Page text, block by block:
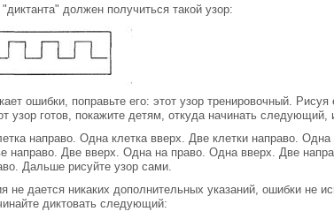
должен получиться такой узор:
ошибки, поправьте его: этот узор тренировочный.
узор готов, покажите детям, откуда начинать следующий,
направо. Одна клетка вверх. Две клетки направо. Одна
направо. Две вверх. Одна на право. Одна вверх. Две
Дальше рисуйте узор сами.
не дается никаких дополнительных указаний, ошибки не
диктовать следующий: